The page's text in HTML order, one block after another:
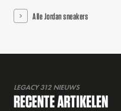
Alle Jordan sneakers
LEGACY 312 NIEUWS
RECENTE ARTIKELEN